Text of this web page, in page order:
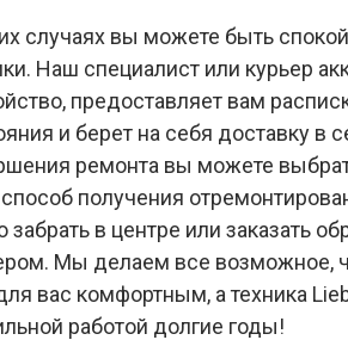
случаях вы можете быть
Наш специалист или курьер
предоставляет вам
и берет на себя доставку в
ремонта вы можете
получения
забрать в центре или заказать
Мы делаем все возможное,
вас комфортным, а техника
работой долгие годы!